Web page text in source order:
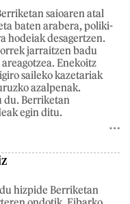
saioaren atal
baten arabera, poliki-
hodeiak desagertzen.
jarraitzen badu
Enekoitz
saileko kazetariak
azalpenak.
du. Berriketan
egin ditu.
hizpide Berriketan